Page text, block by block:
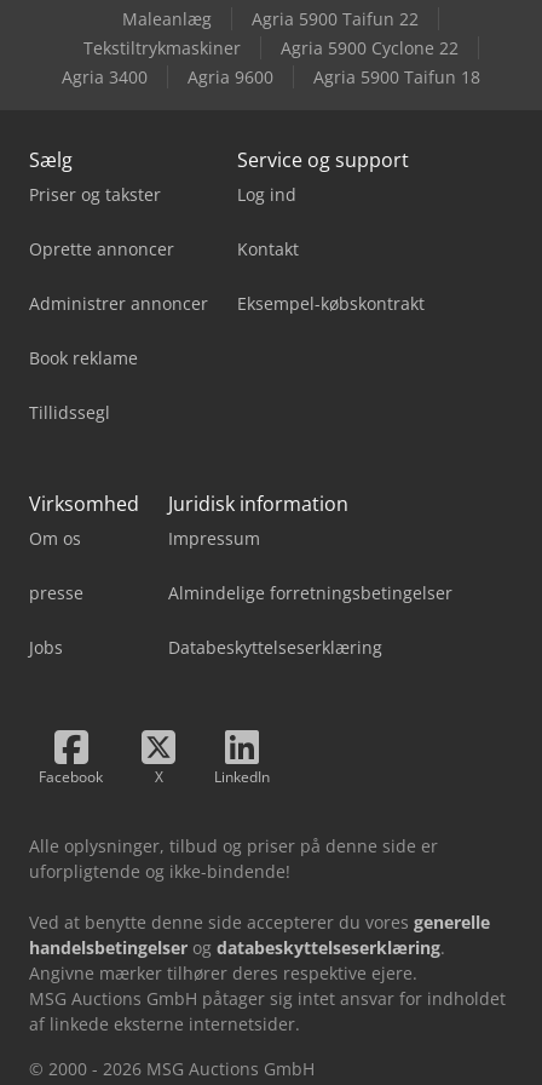
Kubota U56-5
Unicraft Ssk 4
Maleanlæg
Agria 5900 Taifun 22
Tekstiltrykmaskiner
Agria 5900 Cyclone 22
Agria 3400
Agria 9600 Agria 5900 Taifun 18
Sælg
Priser og takster
Oprette annoncer
Administrer annoncer
Book reklame
Tillidssegl
Service og support
Log ind
Kontakt
Eksempel-købskontrakt
Virksomhed
Om os
presse
Jobs
Juridisk information
Impressum
Almindelige forretningsbetingelser
Databeskyttelseserklæring
Facebook X LinkedIn
Alle oplysninger, tilbud og priser på denne side er
uforpligtende og ikke-bindende!
Ved at benytte denne side accepterer du vores generelle
handelsbetingelser og databeskyttelseserklæring.
Angivne mærker tilhører deres respektive ejere.
MSG Auctions GmbH påtager sig intet ansvar for indholdet
af linkede eksterne internetsider.
© 2000 - 2026 MSG Auctions GmbH